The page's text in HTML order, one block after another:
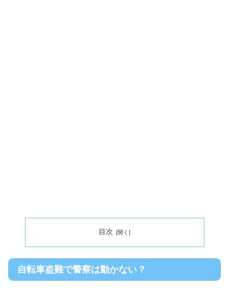
目次
自転車盗難で警察は動かない？